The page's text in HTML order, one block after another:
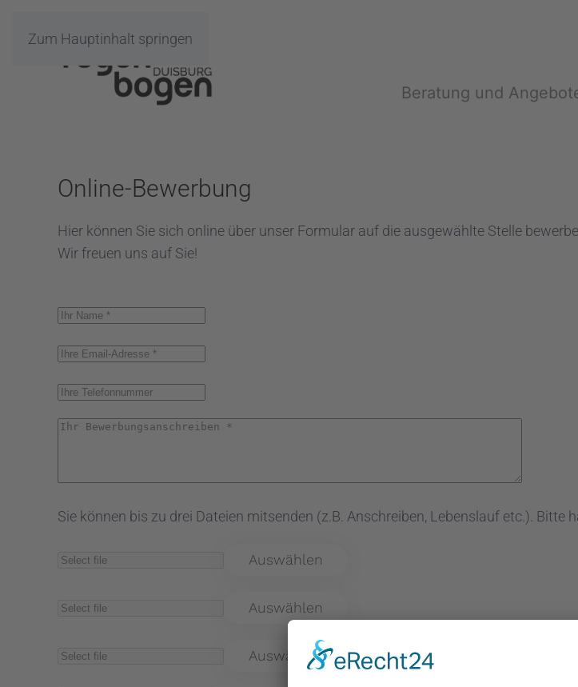
Zum Hauptinhalt springen
Beratung und
Online-Bewerbung
Hier können Sie sich online über unser Formular auf die ausgewählte Stelle
Wir freuen uns auf Sie!
Sie können bis zu drei Dateien mitsenden (z.B. Anschreiben, Lebenslauf etc.). Bitte
Auswählen
Auswählen
Auswählen